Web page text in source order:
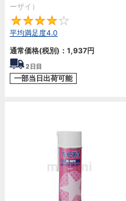
ーザイ）
平均満足度4.0
通常価格(税別)： 1,937円
2日目
一部当日出荷可能